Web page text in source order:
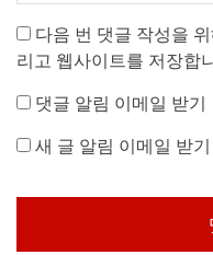
다음 번 댓글 작성을
리고 웹사이트를 저장합
댓글 알림 이메일 받기
새 글 알림 이메일 받기